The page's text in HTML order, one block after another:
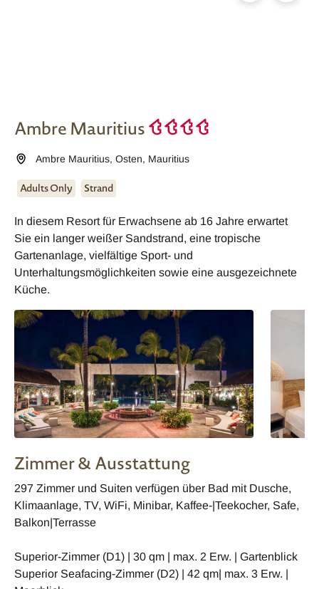
Ambre Mauritius
Ambre Mauritius,Osten, Mauritius
Adults Only Strand
In diesem Resort für Erwachsene ab 16 Jahre erwartet
Sie ein langer weißer Sandstrand, eine tropische
Gartenanlage, vielfältige Sport- und
Unterhaltungsmöglichkeiten sowie eine ausgezeichnete
Küche.
Zimmer & Ausstattung
297 Zimmer und Suiten verfügen über Bad mit Dusche,
Klimaanlage, TV, WiFi, Minibar, Kaffee-|Teekocher, Safe,
Balkon|Terrasse
Superior-Zimmer (D1) | 30 qm | max. 2 Erw. | Gartenblick
Superior Seafacing-Zimmer (D2) | 42 qm| max. 3 Erw. |